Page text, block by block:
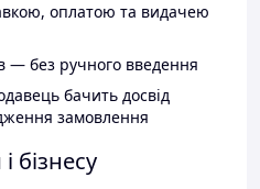
оплатою та видачею
— без ручного введення
бачить досвід
замовлення
бізнесу